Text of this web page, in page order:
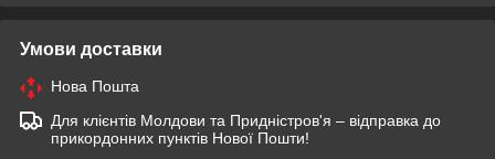
Умови доставки
Нова Пошта
Для клієнтів Молдови та Придністров'я – відправка до
прикордонних пунктів Нової Пошти!